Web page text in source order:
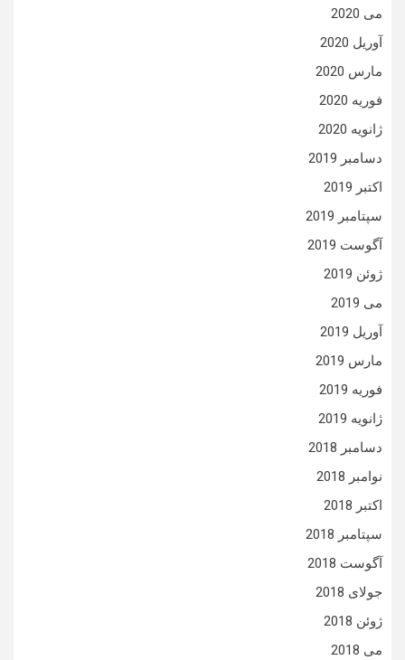
می 2020
آوریل 2020
مارس 2020
فوریه 2020
ژانویه 2020
دسامبر 2019
اکتبر 2019
سپتامبر 2019
آگوست 2019
ژوئن 2019
می 2019
آوریل 2019
مارس 2019
فوریه 2019
ژانویه 2019
دسامبر 2018
نوامبر 2018
اکتبر 2018
سپتامبر 2018
آگوست 2018
جولای 2018
ژوئن 2018
می 2018